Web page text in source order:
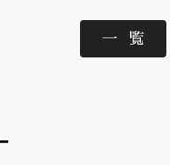
一覧